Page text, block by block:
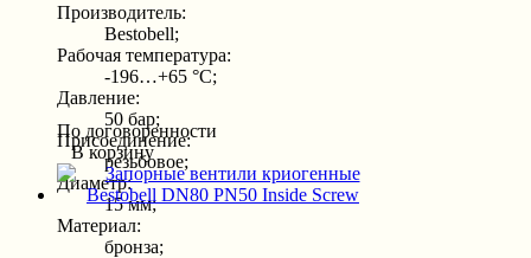
Производитель:
Bestobell;
Рабочая температура:
-196…+65 °С;
Давление:
50 бар;
Присоединение:
резьбовое;
Диаметр:
15 мм;
Материал:
бронза;
По договоренности
В корзину